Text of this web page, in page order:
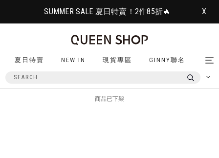
SUMMER SALE 夏日特賣！2件85折🔥 X
夏日特賣 NEW IN 現貨專區 GINNY聯名
商品已下架